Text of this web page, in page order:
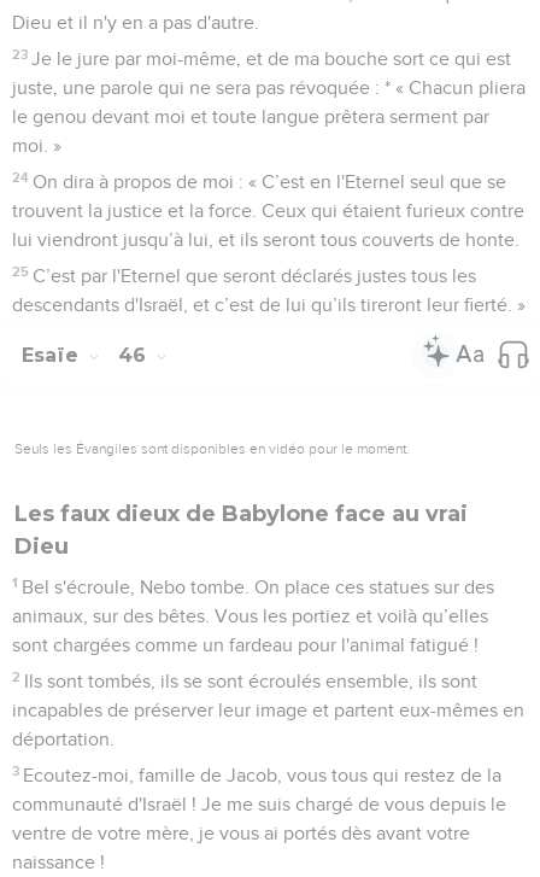
Dieu et il n'y en a pas d'autre.
23 Je le jure par moi-même, et de ma bouche sort ce qui est
juste, une parole qui ne sera pas révoquée : * « Chacun pliera
le genou devant moi et toute langue prêtera serment par
moi. »
24 On dira à propos de moi : « C’est en l'Eternel seul que se
trouvent la justice et la force. Ceux qui étaient furieux contre
lui viendront jusqu’à lui, et ils seront tous couverts de honte.
25 C’est par l'Eternel que seront déclarés justes tous les
descendants d'Israël, et c’est de lui qu’ils tireront leur fierté. »
Esaïe 46
Seuls les Évangiles sont disponibles en vidéo pour le moment.
Les faux dieux de Babylone face au vrai
Dieu
1 Bel s'écroule, Nebo tombe. On place ces statues sur des
animaux, sur des bêtes. Vous les portiez et voilà qu’elles
sont chargées comme un fardeau pour l'animal fatigué !
2 Ils sont tombés, ils se sont écroulés ensemble, ils sont
incapables de préserver leur image et partent eux-mêmes en
déportation.
3 Ecoutez-moi, famille de Jacob, vous tous qui restez de la
communauté d'Israël ! Je me suis chargé de vous depuis le
ventre de votre mère, je vous ai portés dès avant votre
naissance !